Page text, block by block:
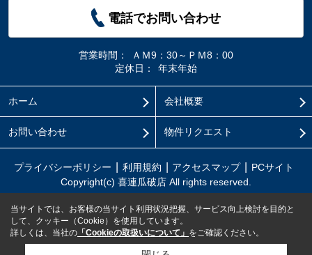
電話でお問い合わせ
営業時間：
ＡＭ9：30～ＰＭ8：00
定休日：
年末年始
ホーム 会社概要
お問い合わせ 物件リクエスト
プライバシーポリシー 利用規約 アクセスマップ
PCサイト
Copyright(c) 喜連瓜破店 All rights reserved.
当サイトでは、お客様の当サイト利用状況把握、サービス向上検討を目的と
して、クッキー（Cookie）を使用しています。
詳しくは、当社の 「Cookieの取扱いについて」 をご確認ください。